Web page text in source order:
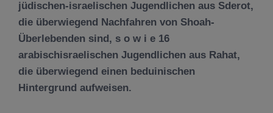
jüdischen-israelischen Jugendlichen aus Sderot,
die überwiegend Nachfahren von Shoah-
Überlebenden sind, s o w i e 16
arabischisraelischen Jugendlichen aus Rahat,
die überwiegend einen beduinischen
Hintergrund aufweisen.